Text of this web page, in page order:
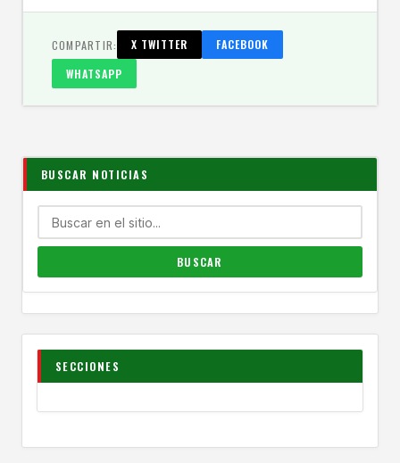
COMPARTIR: X TWITTER
FACEBOOK
WHATSAPP
BUSCAR NOTICIAS
SECCIONES